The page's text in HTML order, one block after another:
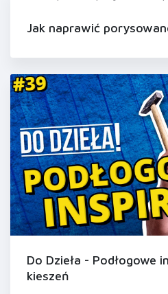
Jak naprawić
Do Dzieła - Podłogowe
kieszeń